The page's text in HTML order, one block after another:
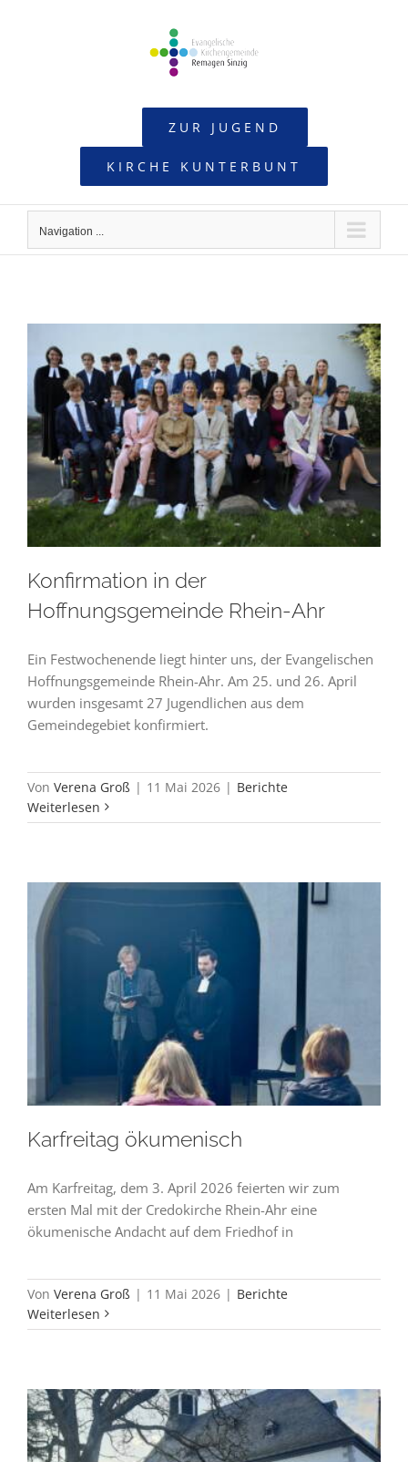
ZUR JUGEND
KIRCHE KUNTERBUNT
Navigation ...
Konfirmation in der
Hoffnungsgemeinde Rhein-Ahr
Ein Festwochenende liegt hinter uns, der Evangelischen
Hoffnungsgemeinde Rhein-Ahr. Am 25. und 26. April
wurden insgesamt 27 Jugendlichen aus dem
Gemeindegebiet konfirmiert.
Von Verena Groß | 11 Mai 2026 | Berichte
Weiterlesen
Karfreitag ökumenisch
Am Karfreitag, dem 3. April 2026 feierten wir zum
ersten Mal mit der Credokirche Rhein-Ahr eine
ökumenische Andacht auf dem Friedhof in
Von Verena Groß | 11 Mai 2026 | Berichte
Weiterlesen